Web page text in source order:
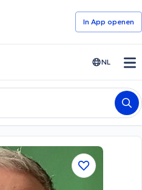
In App openen
NL